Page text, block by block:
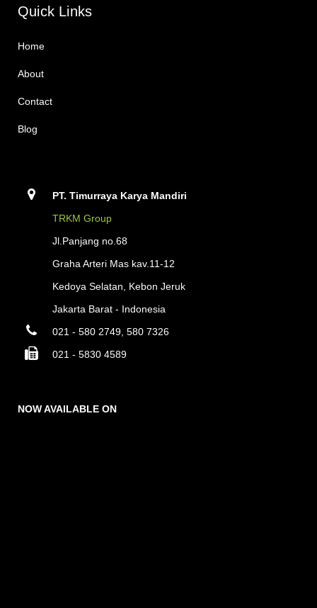
Quick Links
Home
About
Contact
Blog
PT. Timurraya Karya Mandiri
TRKM Group
Jl.Panjang no.68
Graha Arteri Mas kav.11-12
Kedoya Selatan, Kebon Jeruk
Jakarta Barat - Indonesia
021 - 580 2749, 580 7326
021 - 5830 4589
NOW AVAILABLE ON